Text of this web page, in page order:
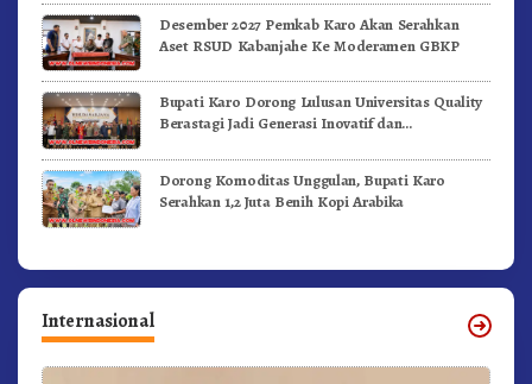
Desember 2027 Pemkab Karo Akan Serahkan
Aset RSUD Kabanjahe Ke Moderamen GBKP
Bupati Karo Dorong Lulusan Universitas Quality
Berastagi Jadi Generasi Inovatif dan
Dorong Komoditas Unggulan, Bupati Karo
Serahkan 1,2 Juta Benih Kopi Arabika
Internasional